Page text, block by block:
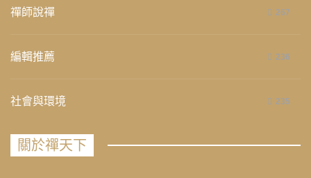
禪師說禪 267
編輯推薦 236
社會與環境 235
關於禪天下